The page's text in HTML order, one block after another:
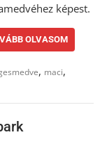
képest.
OLVASOM
, maci,